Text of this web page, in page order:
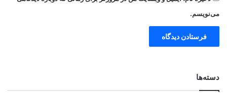
می‌نویسم.
دسته‌ها